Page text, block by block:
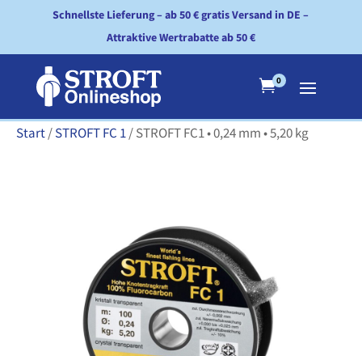
Schnellste Lieferung – ab 50 € gratis Versand in DE –
Attraktive Wertrabatte ab 50 €
0
Start/STROFT FC 1/ STROFT FC1 • 0,24 mm • 5,20 kg